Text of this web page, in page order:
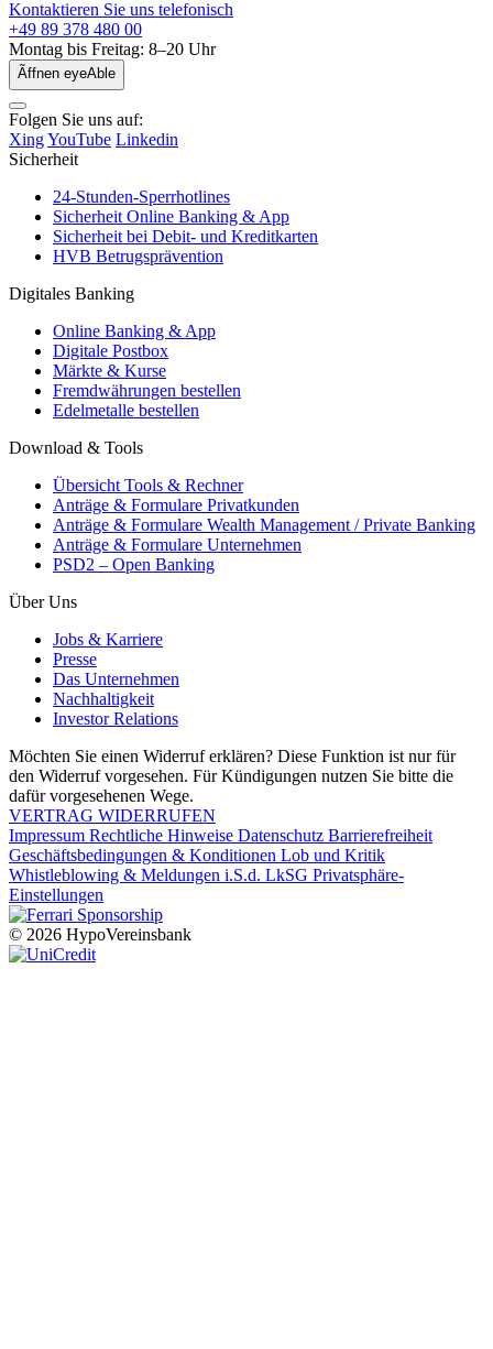
Kontaktieren Sie uns telefonisch
+49 89 378 480 00
Montag bis Freitag: 8–20 Uhr
Ãffnen eyeAble
Folgen Sie uns auf:
XingYouTube Linkedin
Sicherheit
24-Stunden-Sperrhotlines
Sicherheit Online Banking & App
Sicherheit bei Debit- und Kreditkarten
HVB Betrugsprävention
Digitales Banking
Online Banking & App
Digitale Postbox
Märkte & Kurse
Fremdwährungen bestellen
Edelmetalle bestellen
Download & Tools
Übersicht Tools & Rechner
Anträge & Formulare Privatkunden
Anträge & Formulare Wealth Management / Private Banking
Anträge & Formulare Unternehmen
PSD2 – Open Banking
Über Uns
Jobs & Karriere
Presse
Das Unternehmen
Nachhaltigkeit
Investor Relations
Möchten Sie einen Widerruf erklären? Diese Funktion ist nur für
den Widerruf vorgesehen. Für Kündigungen nutzen Sie bitte die
dafür vorgesehenen Wege.
VERTRAG WIDERRUFEN
Impressum Rechtliche Hinweise Datenschutz Barrierefreiheit
Geschäftsbedingungen & Konditionen Lob und Kritik
Whistleblowing & Meldungen i.S.d. LkSG Privatsphäre-
Einstellungen
© 2026 HypoVereinsbank